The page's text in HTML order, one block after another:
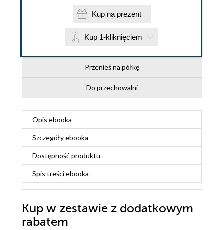
Kup na prezent
Kup 1-kliknięciem
Przenieś na półkę
Do przechowalni
Opis ebooka
Szczegółyebooka
Dostępność produktu
Spis treściebooka
Kup w zestawie z dodatkowym
rabatem